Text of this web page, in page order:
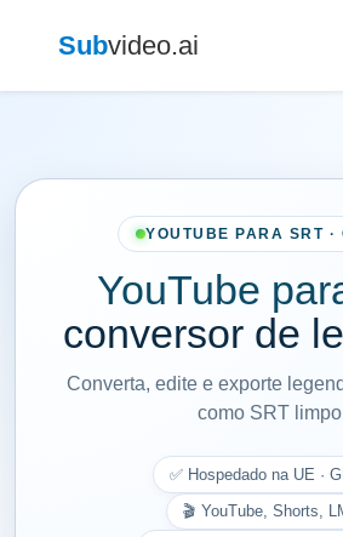
Subvideo.ai
YOUTUBE PARA SRT ·
YouTube
conversor de
Converta, edite e exporte
como SRT
✅ Hospedado na UE ·
🎬 YouTube, Shorts,